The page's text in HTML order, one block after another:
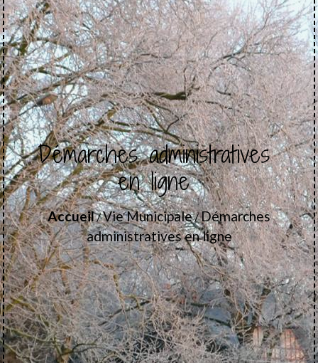
Démarches administratives
en ligne
Accueil/Vie Municipale/Démarches
administratives en ligne